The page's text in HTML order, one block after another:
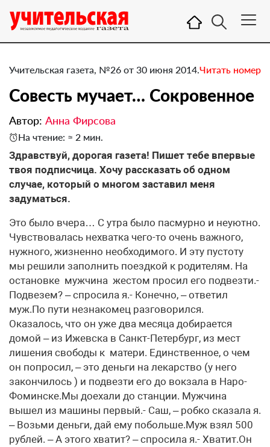
Учительская газета, №26 от 30 июня 2014.Читать номер
Совесть мучает… Сокровенное
Автор: Анна Фирсова
На чтение: ≈ 2 мин.
Здравствуй, дорогая газета! Пишет тебе впервые
твоя подписчица. Хочу рассказать об одном
случае, который о многом заставил меня
задуматься.
Это было вчера… С утра было пасмурно и неуютно.
Чувствовалась нехватка чего-то очень важного,
нужного, жизненно необходимого. И эту пустоту
мы решили заполнить поездкой к родителям. На
остановке мужчина жестом просил его подвезти.-
Подвезем? – спросила я.- Конечно, – ответил
муж.По пути незнакомец разговорился.
Оказалось, что он уже два месяца добирается
домой – из Ижевска в Санкт-Петербург, из мест
лишения свободы к матери. Единственное, о чем
он попросил, – это деньги на лекарство (у него
закончилось ) и подвезти его до вокзала в Наро-
Фоминске.Мы доехали до станции. Мужчина
вышел из машины первый.- Саш, – робко сказала я.
– Возьми деньги, дай ему побольше.Муж взял 500
рублей. – А этого хватит? – спросила я.- Хватит.Он